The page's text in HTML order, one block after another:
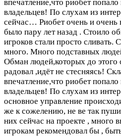
впечатление,что риобет
владельцев! По слухам из
сейчас… Риобет очень и очень
было пару лет назад . Стоило
игроков стали просто сливать.
много. Много подставных
Обман людей,которых до этого
радовал ,идёт не стесняясь!
впечатление,что риобет
владельцев! По слухам из
основное управление
же к сожелению, не ве так
них сейчас на проекте ,
игрокам рекомендовал бы ,